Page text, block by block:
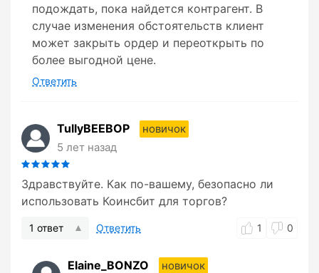
подождать, пока найдется контрагент. В
случае изменения обстоятельств клиент
может закрыть ордер и переоткрыть по
более выгодной цене.
Ответить
TullyBEEBOP
новичок
5 лет назад
Здравствуйте. Как по-вашему, безопасно ли
использовать Коинсбит для торгов?
1 ответ Ответить 1 0
Elaine_BONZO
новичок